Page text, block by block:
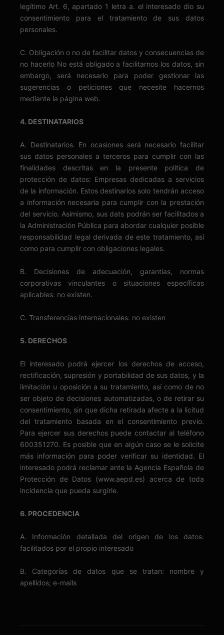
legítimo Art. 6, apartado 1 letra a. el interesado dio su
consentimiento para el tratamiento de sus datos
personales.
C. Obligación o no de facilitar datos y consecuencias de
no hacerlo No está obligado a facilitarnos los datos, sin
embargo, será necesario para poder gestionar las
sugerencias o peticiones que necesite hacernos
mediante la página web.
4. DESTINATARIOS
A. Destinatarios. En ocasiones será necesario facilitar
sus datos personales a terceros para cumplir con las
finalidades descritas en la presente política de
protección de datos: Empresas dedicadas a servicios
de la información. Estos destinarios solo tendrán acceso
a información necesaria para cumplir con la prestación
del servicio. Asimismo, sus dats podrán ser facilitados a
la Administración Pública para abordar cualquier posible
responsabilidad legal derivada de este tratamiento, así
como para cumplir con obligaciones legales.
B. Decisiones de adecuación, garantías, normas
corporativas vinculantes o situaciones específicas
aplicables: no existen.
C. Transferencias internacionales: no existen
5. DERECHOS
El interesado podrá ejercer los derechos de acceso,
rectificación, supresión y portabilidad de sus datos, y la
limitación u oposición a su tratamiento, así como de no
ser objeto de decisiones automatizadas, o de retirar su
consentimiento, sin que dicha retirada afecte a la licitud
del tratamiento basada en el consentimiento previo.
Para ejercer sus derechos puede contactar al teléfono
600351270. Es posible que en algún caso se le solicite
más información para poder verificar su identidad. El
interesado podrá reclamar ante la Agencia Española de
Protección de Datos (www.aepd.es) acerca de toda
incidencia que pueda surgirle.
6. PROCEDENCIA
A. Información detallada del origen de los datos:
facilitados por el propio interesado
B. Categorías de datos que se tratan: nombre y
apellidos; e-mails